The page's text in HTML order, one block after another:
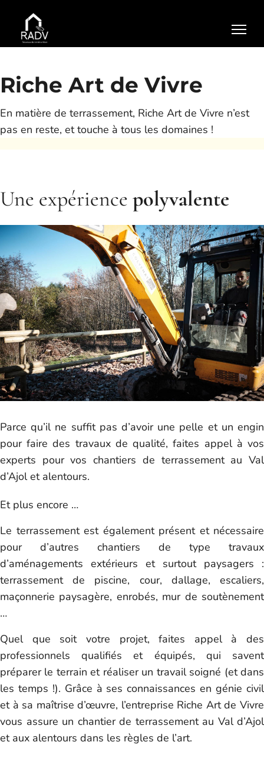
Génie civil
Maçonnerie
Terrassement
">
Riche Art de Vivre
En matière de terrassement, Riche Art de Vivre n’est
pas en reste, et touche à tous les domaines !
Une expérience polyvalente
Parce qu’il ne suffit pas d’avoir une pelle et un engin
pour faire des travaux de qualité, faites appel à vos
experts pour vos chantiers de terrassement au Val
d’Ajol et alentours.
Et plus encore …
Le terrassement est également présent et nécessaire
pour d’autres chantiers de type travaux
d’aménagements extérieurs et surtout paysagers :
terrassement de piscine, cour, dallage, escaliers,
maçonnerie paysagère, enrobés, mur de soutènement
…
Quel que soit votre projet, faites appel à des
professionnels qualifiés et équipés, qui savent
préparer le terrain et réaliser un travail soigné (et dans
les temps !). Grâce à ses connaissances en génie civil
et à sa maîtrise d’œuvre, l’entreprise Riche Art de Vivre
vous assure un chantier de terrassement au Val d’Ajol
et aux alentours dans les règles de l’art.